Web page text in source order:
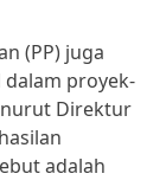
(PP) juga
proyek-
Direktur
adalah